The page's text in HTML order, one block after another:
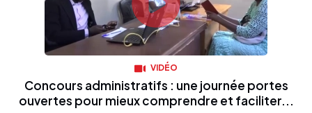
VIDÉO
Concours administratifs : une journée portes
ouvertes pour mieux comprendre et faciliter...